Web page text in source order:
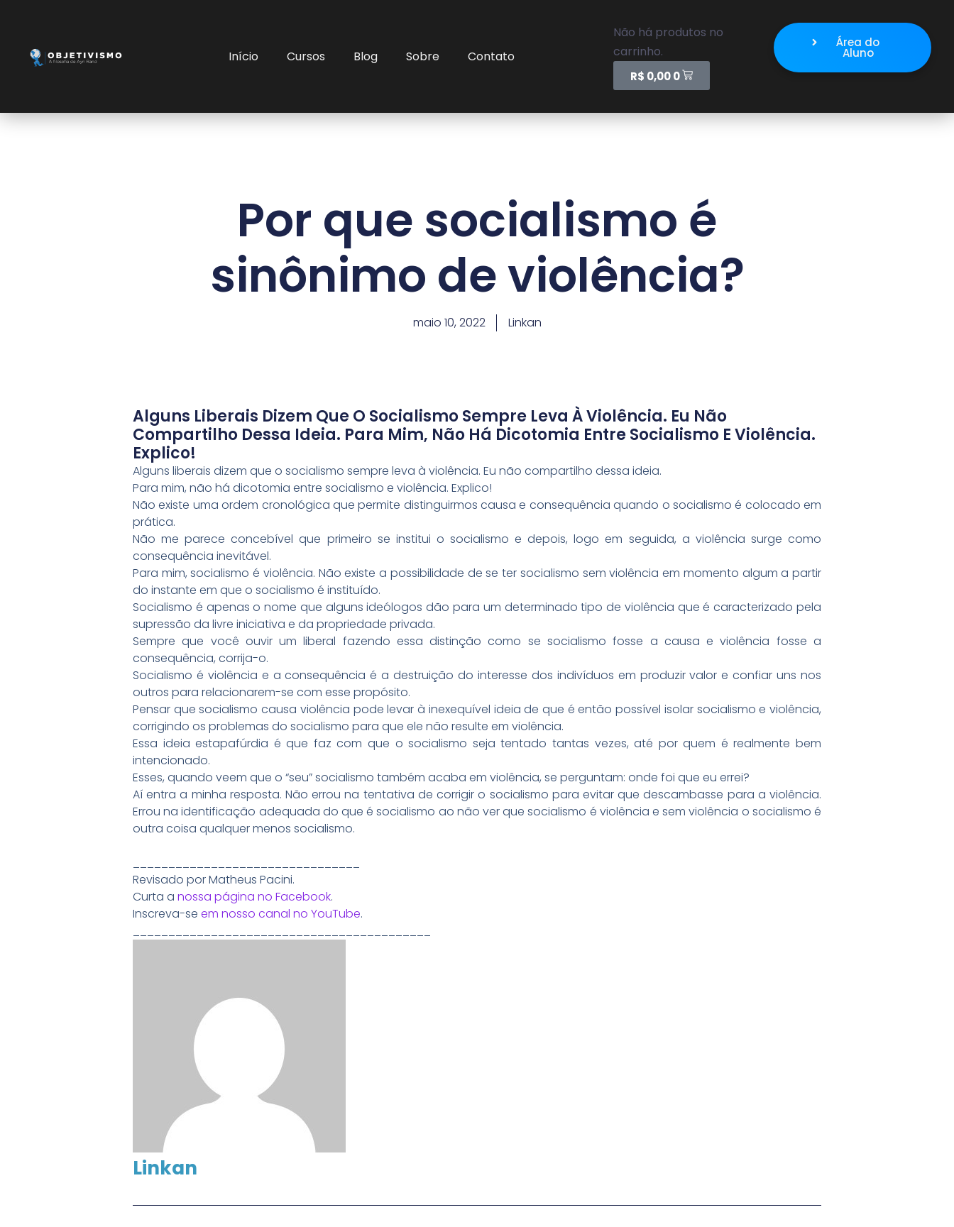
Início Cursos Blog Sobre Contato
Não há produtos no
carrinho.
R$ 0,000
Área do
Aluno
Por que socialismo é
sinônimo de violência?
maio 10, 2022 Linkan
Alguns Liberais Dizem Que O Socialismo Sempre Leva À Violência. Eu Não
Compartilho Dessa Ideia. Para Mim, Não Há Dicotomia Entre Socialismo E Violência.
Explico!
Alguns liberais dizem que o socialismo sempre leva à violência. Eu não compartilho dessa ideia.
Para mim, não há dicotomia entre socialismo e violência. Explico!
Não existe uma ordem cronológica que permite distinguirmos causa e consequência quando o socialismo é colocado em
prática.
Não me parece concebível que primeiro se institui o socialismo e depois, logo em seguida, a violência surge como
consequência inevitável.
Para mim, socialismo é violência. Não existe a possibilidade de se ter socialismo sem violência em momento algum a partir
do instante em que o socialismo é instituído.
Socialismo é apenas o nome que alguns ideólogos dão para um determinado tipo de violência que é caracterizado pela
supressão da livre iniciativa e da propriedade privada.
Sempre que você ouvir um liberal fazendo essa distinção como se socialismo fosse a causa e violência fosse a
consequência, corrija-o.
Socialismo é violência e a consequência é a destruição do interesse dos indivíduos em produzir valor e confiar uns nos
outros para relacionarem-se com esse propósito.
Pensar que socialismo causa violência pode levar à inexequível ideia de que é então possível isolar socialismo e violência,
corrigindo os problemas do socialismo para que ele não resulte em violência.
Essa ideia estapafúrdia é que faz com que o socialismo seja tentado tantas vezes, até por quem é realmente bem
intencionado.
Esses, quando veem que o “seu” socialismo também acaba em violência, se perguntam: onde foi que eu errei?
Aí entra a minha resposta. Não errou na tentativa de corrigir o socialismo para evitar que descambasse para a violência.
Errou na identificação adequada do que é socialismo ao não ver que socialismo é violência e sem violência o socialismo é
outra coisa qualquer menos socialismo.
Revisado por Matheus Pacini.
Curta a nossa página no Facebook.
Inscreva-se em nosso canal no YouTube.
Linkan